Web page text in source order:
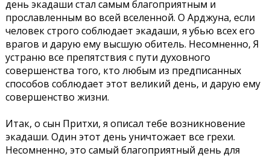
день экадаши стал самым благоприятным и
прославленным во всей вселенной. О Арджуна, если
человек строго соблюдает экадаши, я убью всех его
врагов и дарую ему высшую обитель. Несомненно, Я
устраню все препятствия с пути духовного
совершенства того, кто любым из предписанных
способов соблюдает этот великий день, и дарую ему
совершенство жизни.
Итак, о сын Притхи, я описал тебе возникновение
экадаши. Один этот день уничтожает все грехи.
Несомненно, это самый благоприятный день для